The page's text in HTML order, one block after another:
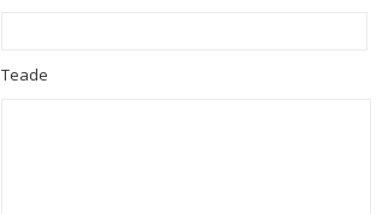
Teade